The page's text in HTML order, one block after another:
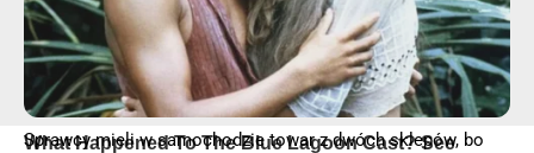
Sprawcy mieli w samochodzie towar z dwóch sklepów, bo